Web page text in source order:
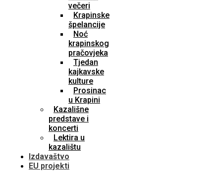
večeri
Krapinske
špelancije
Noć
krapinskog
pračovjeka
Tjedan
kajkavske
kulture
Prosinac
u Krapini
Kazališne
predstave i
koncerti
Lektira u
kazalištu
Izdavaštvo
EU projekti